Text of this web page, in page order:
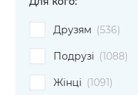
Друзям (536)
Подрузі (1088)
Жінці (1091)